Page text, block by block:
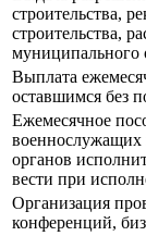
строительства,
строительства,
муниципального
Выплата
оставшимся без
Ежемесячное
военнослужащих
органов
вести при
Организация
конференций,